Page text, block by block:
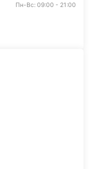
Пн-Вс: 09:00 - 21:00